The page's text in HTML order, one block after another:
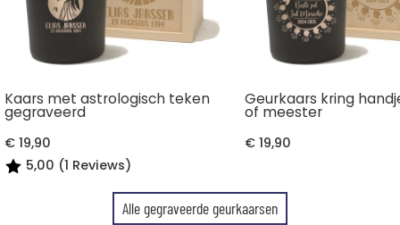
Kaars met astrologisch teken
gegraveerd
€ 19,90
5,00 (1 Reviews)
Geurkaars kring
of meester
€ 19,90
Alle gegraveerde geurkaarsen